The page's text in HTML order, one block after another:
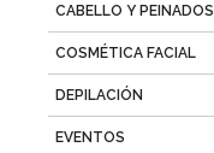
CABELLO Y PEINADOS
COSMÉTICA FACIAL
DEPILACIÓN
EVENTOS